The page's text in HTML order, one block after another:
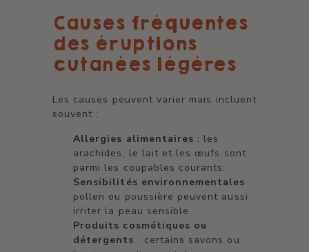
Causes fréquentes
des éruptions
cutanées légères
Les causes peuvent varier mais incluent
souvent :
Allergies alimentaires : les
arachides, le lait et les œufs sont
parmi les coupables courants.
Sensibilités environnementales :
pollen ou poussière peuvent aussi
irriter la peau sensible.
Produits cosmétiques ou
détergents : certains savons ou